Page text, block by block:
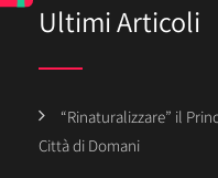
Ultimi Articoli
“Rinaturalizzare” il
Città di Domani